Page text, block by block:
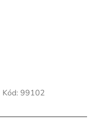
Kód: 99102